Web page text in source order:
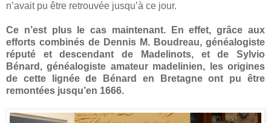
n’avait pu être retrouvée jusqu’à ce jour.
Ce n’est plus le cas maintenant. En effet, grâce aux
efforts combinés de Dennis M. Boudreau, généalogiste
réputé et descendant de Madelinots, et de Sylvio
Bénard, généalogiste amateur madelinien, les origines
de cette lignée de Bénard en Bretagne ont pu être
remontées jusqu’en 1666.